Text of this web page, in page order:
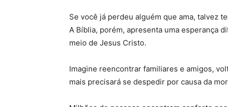
Se você já perdeu alguém que ama, talvez
A Bíblia, porém, apresenta uma esperança
meio de Jesus Cristo.
Imagine reencontrar familiares e amigos,
mais precisará se despedir por causa da